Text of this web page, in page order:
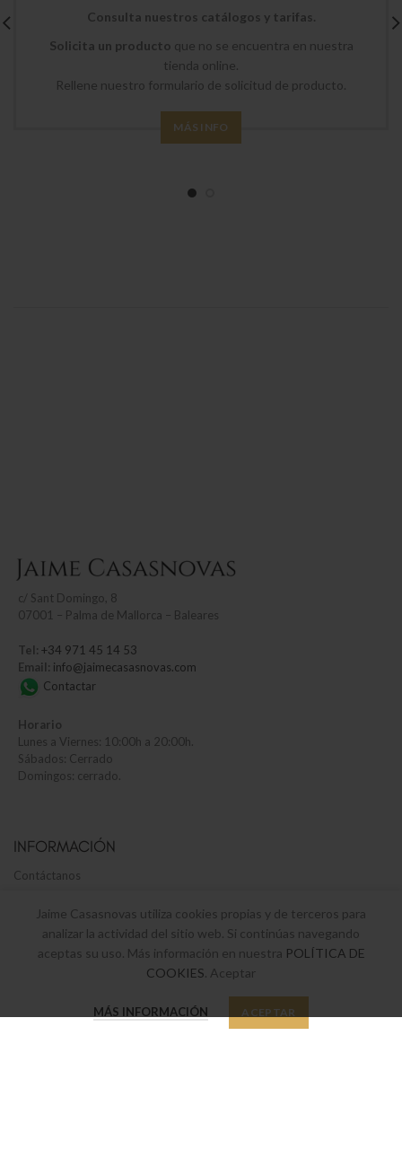
Consulta nuestros catálogos y tarifas.
Solicita un producto que no se encuentra en nuestra
tienda online.
Rellene nuestro formulario de solicitud de producto.
MÁS INFO
c/ Sant Domingo, 8
07001 – Palma de Mallorca – Baleares
Tel: +34 971 45 14 53
Email: info@jaimecasasnovas.com
Contactar
Horario
Lunes a Viernes: 10:00h a 20:00h.
Sábados: Cerrado
Domingos: cerrado.
INFORMACIÓN
Contáctanos
Envíos y devoluciones
Términos y Condiciones legales
Jaime Casasnovas utiliza cookies propias y de terceros para
analizar la actividad del sitio web. Si continúas navegando
aceptas su uso. Más información en nuestra POLÍTICA DE
COOKIES . Aceptar
MÁS INFORMACIÓN ACEPTAR